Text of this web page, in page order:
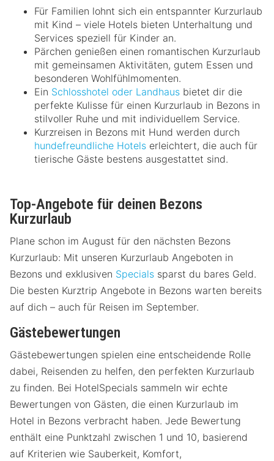
Für Familien lohnt sich ein entspannter Kurzurlaub
mit Kind – viele Hotels bieten Unterhaltung und
Services speziell für Kinder an.
Pärchen genießen einen romantischen Kurzurlaub
mit gemeinsamen Aktivitäten, gutem Essen und
besonderen Wohlfühlmomenten.
Ein Schlosshotel oder Landhaus bietet dir die
perfekte Kulisse für einen Kurzurlaub in Bezons in
stilvoller Ruhe und mit individuellem Service.
Kurzreisen in Bezons mit Hund werden durch
hundefreundliche Hotels erleichtert, die auch für
tierische Gäste bestens ausgestattet sind.
Top-Angebote für deinen Bezons
Kurzurlaub
Plane schon im August für den nächsten Bezons
Kurzurlaub: Mit unseren Kurzurlaub Angeboten in
Bezons und exklusiven Specials sparst du bares Geld.
Die besten Kurztrip Angebote in Bezons warten bereits
auf dich – auch für Reisen im September.
Gästebewertungen
Gästebewertungen spielen eine entscheidende Rolle
dabei, Reisenden zu helfen, den perfekten Kurzurlaub
zu finden. Bei HotelSpecials sammeln wir echte
Bewertungen von Gästen, die einen Kurzurlaub im
Hotel in Bezons verbracht haben. Jede Bewertung
enthält eine Punktzahl zwischen 1 und 10, basierend
auf Kriterien wie Sauberkeit, Komfort,